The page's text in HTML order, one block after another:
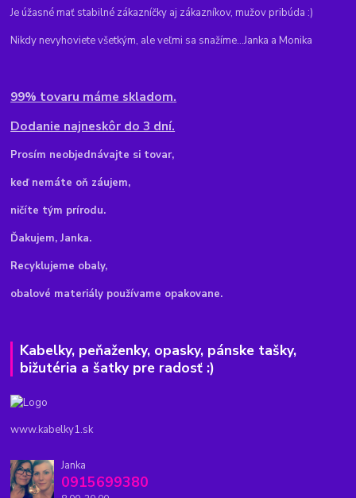
Je úžasné mať stabilné zákazníčky aj zákazníkov, mužov pribúda :)
Nikdy nevyhoviete všetkým, ale veľmi sa snažíme...Janka a Monika
99% tovaru máme skladom.
Dodanie najneskôr do 3 dní.
Prosím neobjednávajte si tovar,
keď nemáte oň záujem,
ničíte tým prírodu.
Ďakujem, Janka.
Recyklujeme obaly,
obalové materiály používame opakovane.
Kabelky, peňaženky, opasky, pánske tašky,
bižutéria a šatky pre radosť :)
www.kabelky1.sk
Janka
0915699380